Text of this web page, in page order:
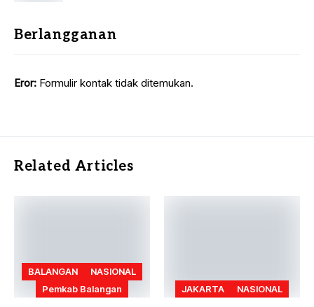
Berlangganan
Eror: Formulir kontak tidak ditemukan.
Related Articles
BALANGAN
NASIONAL
Pemkab Balangan
JAKARTA NASIONAL